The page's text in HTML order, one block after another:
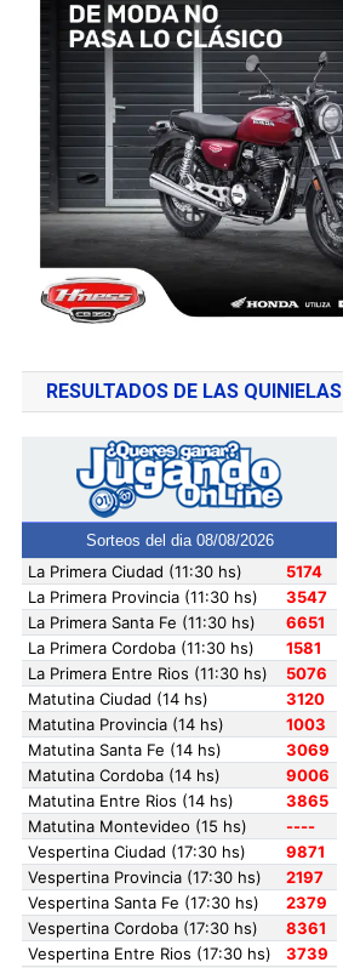
RESULTADOS DE LAS QUINIELAS